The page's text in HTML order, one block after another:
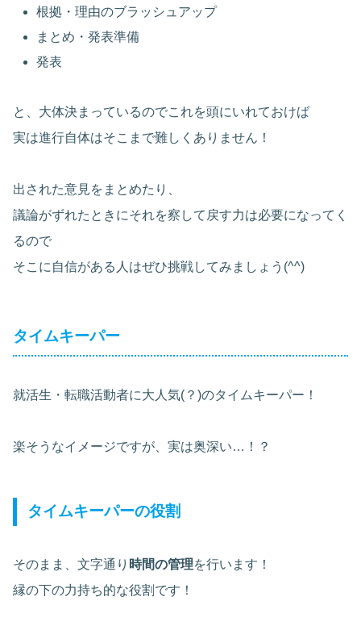
根拠・理由のブラッシュアップ
まとめ・発表準備
発表
と、大体決まっているのでこれを頭にいれておけば
実は進行自体はそこまで難しくありません！
出された意見をまとめたり、
議論がずれたときにそれを察して戻す力は必要になってく
るので
そこに自信がある人はぜひ挑戦してみましょう(^^)
タイムキーパー
就活生・転職活動者に大人気(？)のタイムキーパー！
楽そうなイメージですが、実は奥深い…！？
タイムキーパーの役割
そのまま、文字通り 時間の管理を行います！
縁の下の力持ち的な役割です！